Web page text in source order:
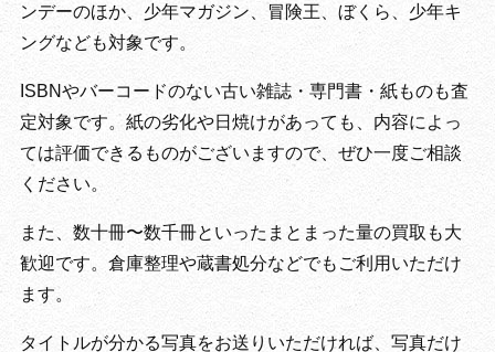
ンデーのほか、少年マガジン、冒険王、ぼくら、少年キ
ングなども対象です。
ISBNやバーコードのない古い雑誌・専門書・紙ものも査
定対象です。紙の劣化や日焼けがあっても、内容によっ
ては評価できるものがございますので、ぜひ一度ご相談
ください。
また、数十冊〜数千冊といったまとまった量の買取も大
歓迎です。倉庫整理や蔵書処分などでもご利用いただけ
ます。
タイトルが分かる写真をお送りいただければ、写真だけ